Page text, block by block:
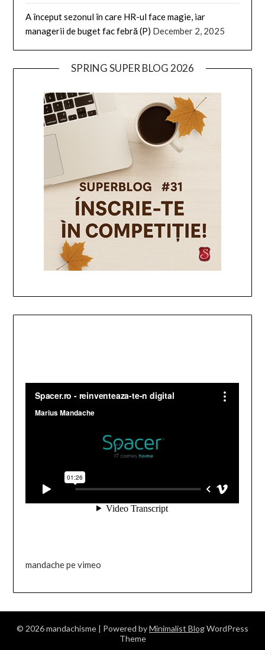
A început sezonul în care HR-ul face magie, iar
managerii de buget fac febră (P) December 2, 2025
SPRING SUPER BLOG 2026
mandache pe vimeo
© 2026 mandachisme | Powered byMinimalist BlogWordPress
Theme